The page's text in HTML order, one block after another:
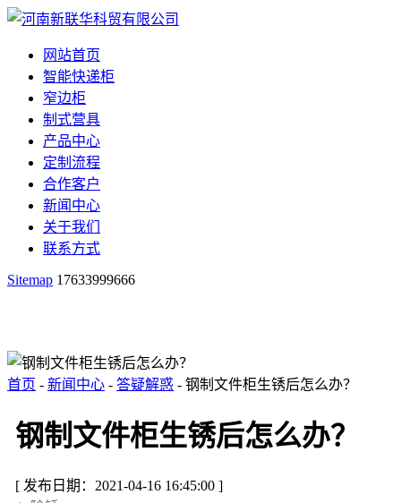
网站首页
智能快递柜
窄边柜
制式营具
产品中心
定制流程
合作客户
新闻中心
关于我们
联系方式
Sitemap 17633999666
首页 - 新闻中心 - 答疑解惑 - 钢制文件柜生锈后怎么办？
钢制文件柜生锈后怎么办？
[ 发布日期：2021-04-16 16:45:00 ]